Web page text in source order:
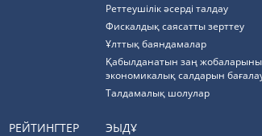
Реттеушілік әсерді талдау
Фискалдық саясатты зерттеу
Ұлттық баяндамалар
Қабылданатын заң
экономикалық салдарын
Талдамалық шолулар
РЕЙТИНГТЕР ЭЫДҰ